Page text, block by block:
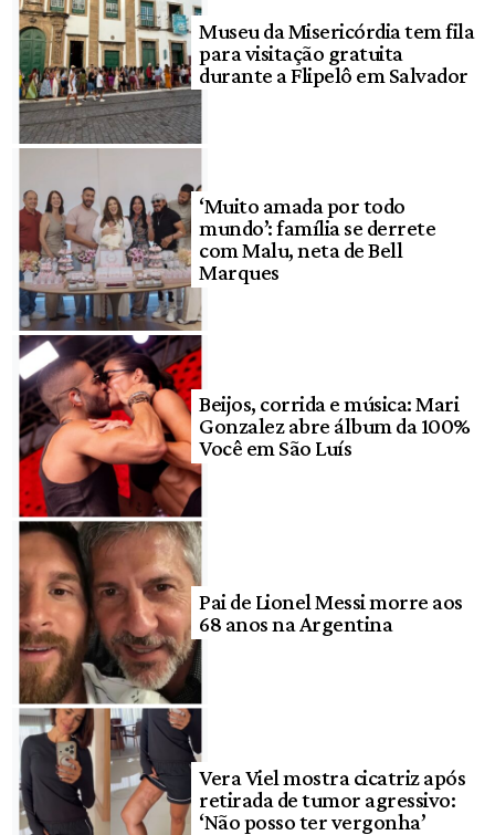
Museu da Misericórdia tem fila
para visitação gratuita
durante a Flipelô em Salvador
‘Muito amada por todo
mundo’: família se derrete
com Malu, neta de Bell
Marques
Beijos, corrida e música: Mari
Gonzalez abre álbum da 100%
Você em São Luís
Pai de Lionel Messi morre aos
68 anos na Argentina
Vera Viel mostra cicatriz após
retirada de tumor agressivo:
‘Não posso ter vergonha’